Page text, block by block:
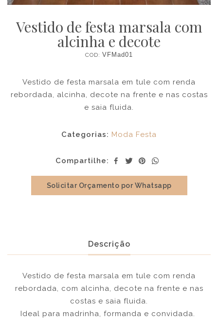
Vestido de festa marsala com
alcinha e decote
COD: VFMad01
Vestido de festa marsala em tule com renda
rebordada, alcinha, decote na frente e nas costas
e saia fluida.
Categorias: Moda Festa
Compartilhe:
Solicitar Orçamento por Whatsapp
Descrição
Vestido de festa marsala em tule com renda
rebordada, com alcinha, decote na frente e nas
costas e saia fluida.
Ideal para madrinha, formanda e convidada.